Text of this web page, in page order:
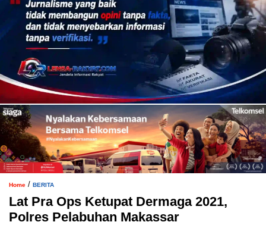
Home / BERITA
Lat Pra Ops Ketupat Dermaga 2021,
Polres Pelabuhan Makassar